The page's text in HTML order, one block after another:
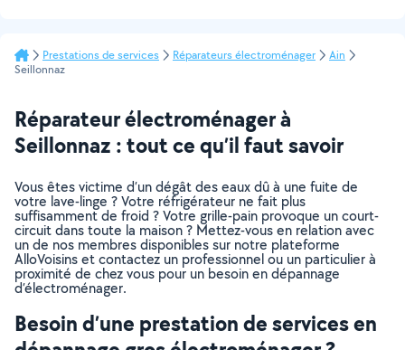
Prestations de services Réparateurs électroménager
Ain
Seillonnaz
Réparateur électroménager à
Seillonnaz : tout ce qu’il faut savoir
Vous êtes victime d’un dégât des eaux dû à une fuite de
votre lave-linge ? Votre réfrigérateur ne fait plus
suffisamment de froid ? Votre grille-pain provoque un court-
circuit dans toute la maison ? Mettez-vous en relation avec
un de nos membres disponibles sur notre plateforme
AlloVoisins et contactez un professionnel ou un particulier à
proximité de chez vous pour un besoin en dépannage
d’électroménager.
Besoin d’une prestation de services en